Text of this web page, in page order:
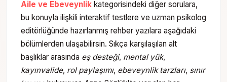
Aile ve Ebeveynlik kategorisindeki diğer sorulara,
bu konuyla ilişkili interaktif testlere ve uzman psikolog
editörlüğünde hazırlanmış rehber yazılara aşağıdaki
bölümlerden ulaşabilirsin. Sıkça karşılaşılan alt
başlıklar arasında eş desteği, mental yük,
kayınvalide, rol paylaşımı, ebeveynlik tarzları, sınır